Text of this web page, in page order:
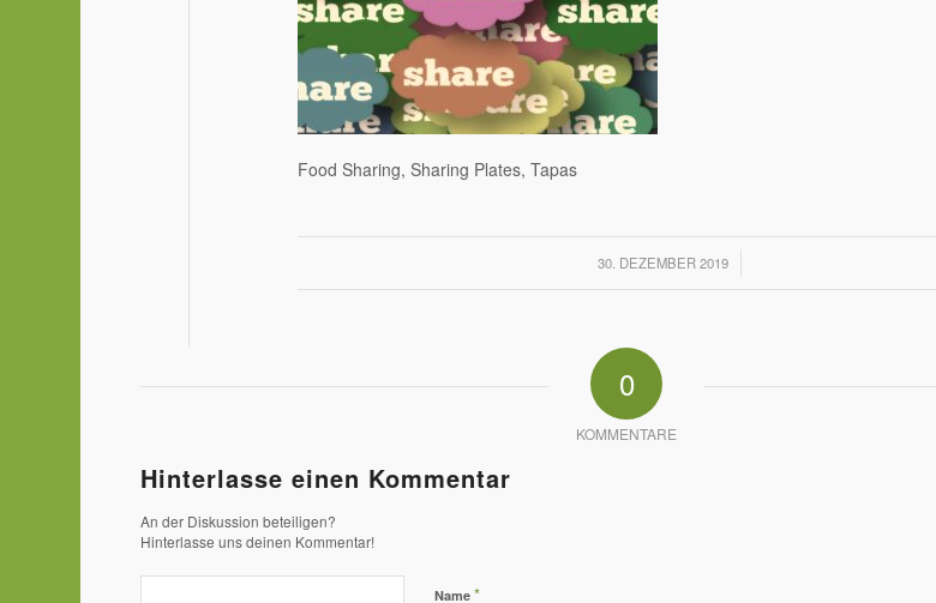
Food Sharing, Sharing Plates, Tapas
30. DEZEMBER 2019
/
0
KOMMENTARE
Hinterlasse einen Kommentar
An der Diskussion beteiligen?
Hinterlasse uns deinen Kommentar!
Name*